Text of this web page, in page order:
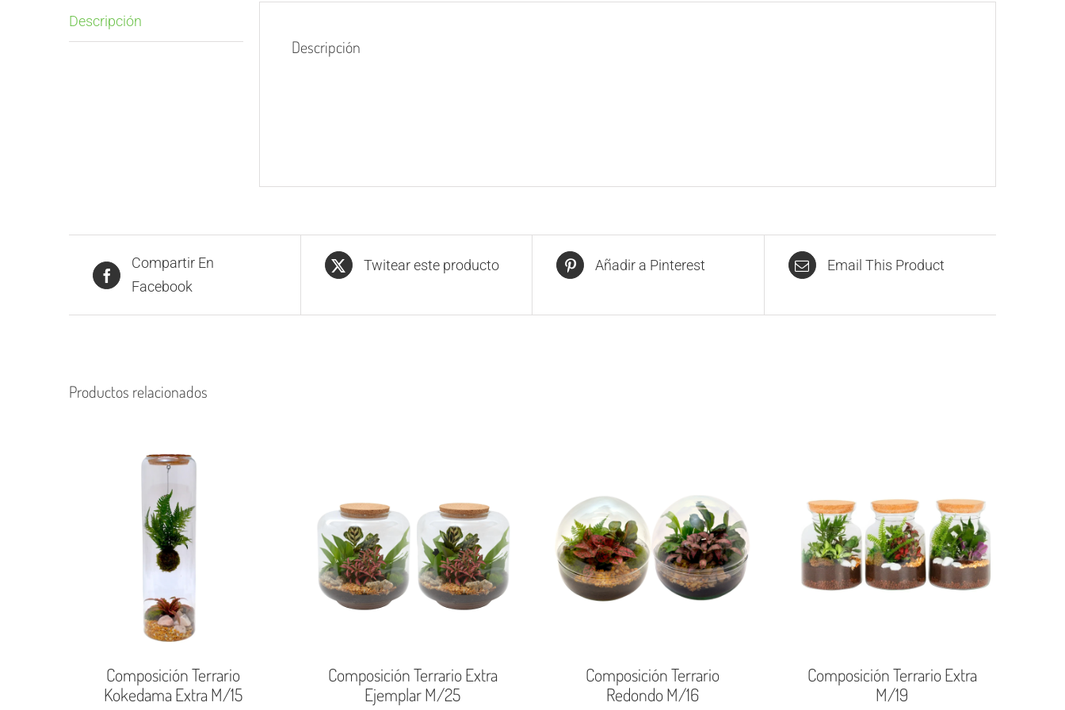
Descripción
Descripción
Compartir En
Facebook
Twitear este producto Añadir a Pinterest Email This Product
Productos relacionados
Composición Terrario
Kokedama Extra M/15
Composición Terrario Extra
Ejemplar M/25
Composición Terrario
Redondo M/16
Composición Terrario Extra
M/19